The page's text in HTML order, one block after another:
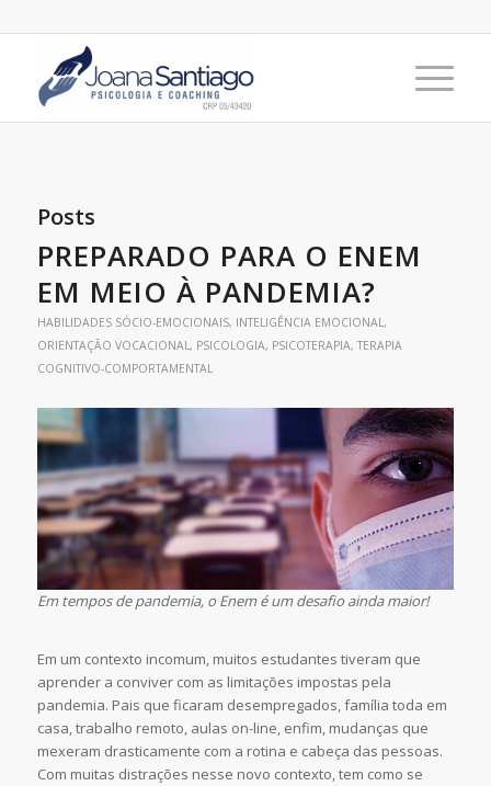
Posts
PREPARADO PARA O ENEM
EM MEIO À PANDEMIA?
HABILIDADES SÓCIO-EMOCIONAIS, INTELIGÊNCIA EMOCIONAL,
ORIENTAÇÃO VOCACIONAL, PSICOLOGIA, PSICOTERAPIA, TERAPIA
COGNITIVO-COMPORTAMENTAL
Em tempos de pandemia, o Enem é um desafio ainda maior!
Em um contexto incomum, muitos estudantes tiveram que
aprender a conviver com as limitações impostas pela
pandemia. Pais que ficaram desempregados, família toda em
casa, trabalho remoto, aulas on-line, enfim, mudanças que
mexeram drasticamente com a rotina e cabeça das pessoas.
Com muitas distrações nesse novo contexto, tem como se